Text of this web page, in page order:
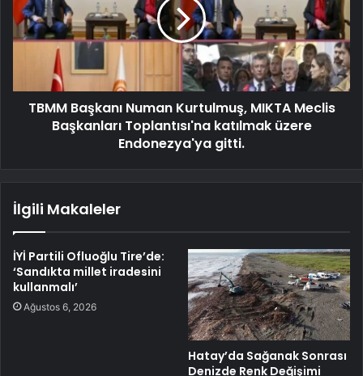
TBMM Başkanı Numan Kurtulmuş, MIKTA Meclis
Başkanları Toplantısı'na katılmak üzere
Endonezya'ya gitti.
İlgili Makaleler
İYİ Partili Ofluoğlu Tire’de:
‘Sandıkta millet iradesini
kullanmalı’
Ağustos 6, 2026
Hatay’da Sağanak Sonrası
Denizde Renk Değişimi